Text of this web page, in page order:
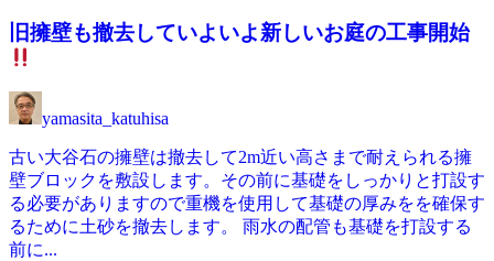
旧擁壁も撤去していよいよ新しいお庭の工事開始
yamasita_katuhisa
古い大谷石の擁壁は撤去して2m近い高さまで耐えられる擁
壁ブロックを敷設します。その前に基礎をしっかりと打設す
る必要がありますので重機を使用して基礎の厚みをを確保す
るために土砂を撤去します。 雨水の配管も基礎を打設する
前に...